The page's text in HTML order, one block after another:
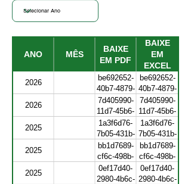
ANO MÊS
BAIXE
EM PDF
BAIXE
EM
EXCEL
2026
be692652-
40b7-4879-
9914-
dbbc887edf6f
be692652-
40b7-4879-
9914-
dbbc887edf6f
2026
7d405990-
11d7-45b6-
a28c-
9817d23f7f1f
7d405990-
11d7-45b6-
a28c-
9817d23f7f1f
2025
1a3f6d76-
7b05-431b-
bc34-
b738202bc206
1a3f6d76-
7b05-431b-
bc34-
b738202bc206
2025
bb1d7689-
cf6c-498b-
b13f-
31394f239fec
bb1d7689-
cf6c-498b-
b13f-
31394f239fec
2025
0ef17d40-
2980-4b6c-
0ef17d40-
2980-4b6c-